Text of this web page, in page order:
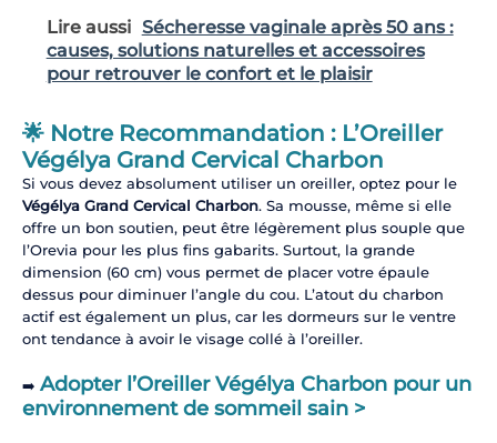
Lire aussi Sécheresse vaginale après 50 ans :
causes, solutions naturelles et accessoires
pour retrouver le confort et le plaisir
🌟 Notre Recommandation : L’Oreiller
Végélya Grand Cervical Charbon
Si vous devez absolument utiliser un oreiller, optez pour le
Végélya Grand Cervical Charbon. Sa mousse, même si elle
offre un bon soutien, peut être légèrement plus souple que
l’Orevia pour les plus fins gabarits. Surtout, la grande
dimension (60 cm) vous permet de placer votre épaule
dessus pour diminuer l’angle du cou. L’atout du charbon
actif est également un plus, car les dormeurs sur le ventre
ont tendance à avoir le visage collé à l’oreiller.
➡️ Adopter l’Oreiller Végélya Charbon pour un
environnement de sommeil sain >